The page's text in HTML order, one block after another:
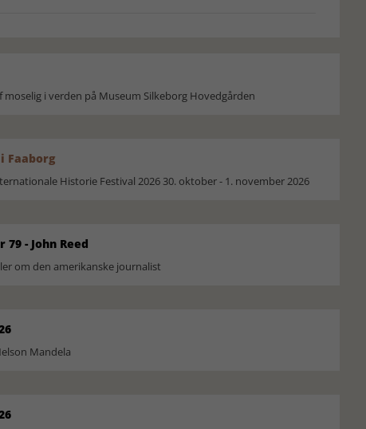
moselig i verden på Museum Silkeborg Hovedgården
Faaborg
Historie Festival 2026 30. oktober - 1. november 2026
- John Reed
om den amerikanske journalist
Mandela